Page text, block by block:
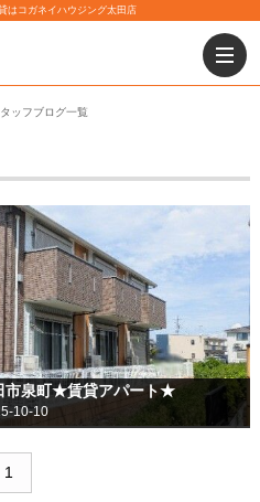
はコガネイハウジング太田店
ッフブログ一覧
泉町★賃貸アパート★
10-10
1